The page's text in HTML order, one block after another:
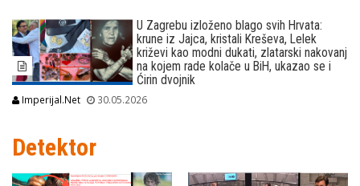
U Zagrebu izloženo blago svih Hrvata:
krune iz Jajca, kristali Kreševa, Lelek
križevi kao modni dukati, zlatarski nakovanj
na kojem rade kolače u BiH, ukazao se i
Ćirin dvojnik
Imperijal.Net 30.05.2026
Detektor